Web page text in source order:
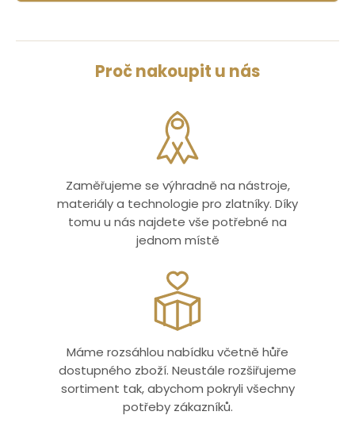
Proč nakoupit u nás
Zaměřujeme se výhradně na nástroje,
materiály a technologie pro zlatníky. Díky
tomu u nás najdete vše potřebné na
jednom místě
Máme rozsáhlou nabídku včetně hůře
dostupného zboží. Neustále rozšiřujeme
sortiment tak, abychom pokryli všechny
potřeby zákazníků.